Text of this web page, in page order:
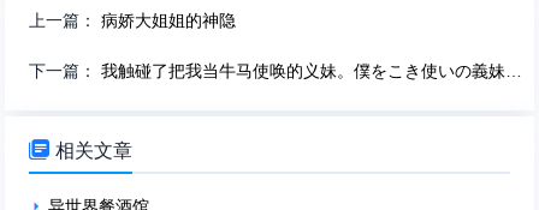
上一篇：病娇大姐姐的神隐
下一篇：我触碰了把我当牛马使唤的义妹。僕をこき使いの義妹に触りました
 相关文章